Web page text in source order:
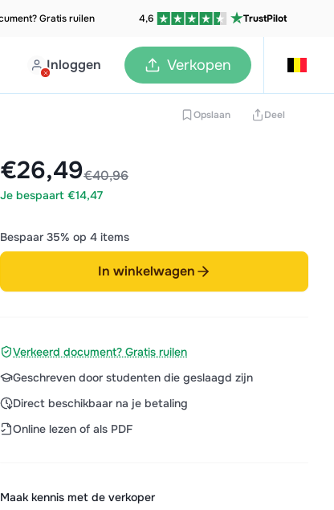
Gratis ruilen 4,6 TrustPilot
Inloggen Verkopen
Opslaan Deel
€26,49€40,96
Je bespaart €14,47
Bespaar 35% op 4 items
In winkelwagen
Verkeerd document? Gratis ruilen
Geschreven door studenten die geslaagd zijn
Direct beschikbaar na je betaling
Online lezen of als PDF
Maak kennis met de verkoper